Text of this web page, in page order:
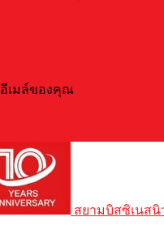
อีเมล์ของคุณ
สยามบิสซิเนสนิ